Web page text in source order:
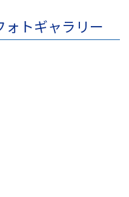
トギャラリー